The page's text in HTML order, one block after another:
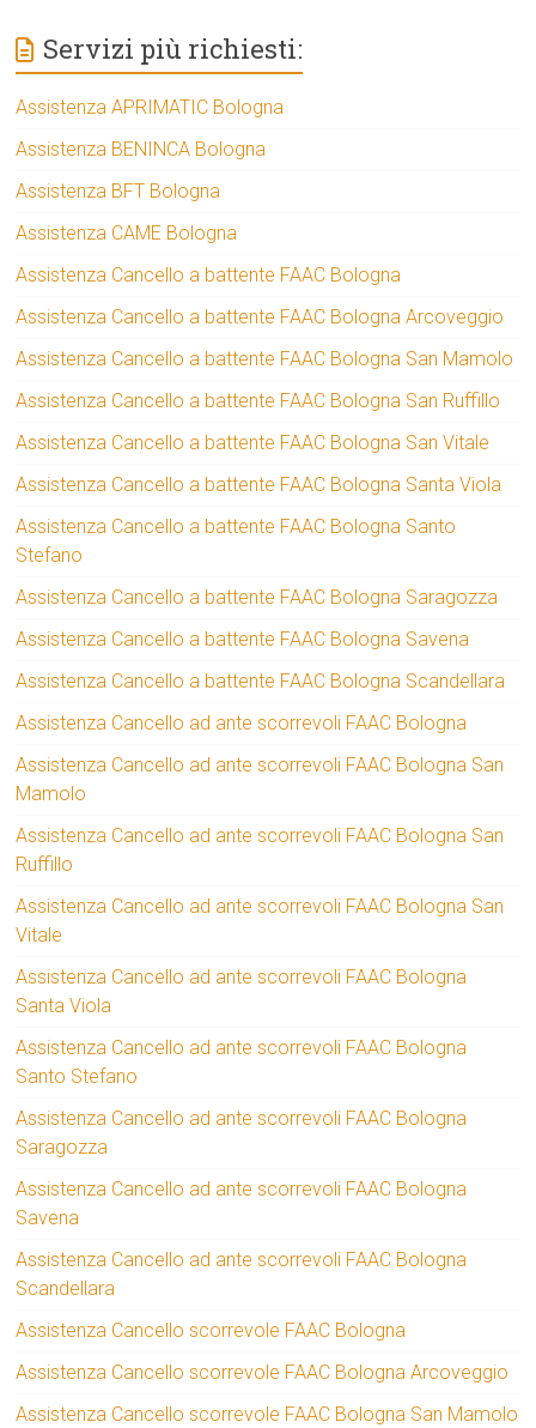
Servizi più richiesti:
Assistenza APRIMATIC Bologna
Assistenza BENINCA Bologna
Assistenza BFT Bologna
Assistenza CAME Bologna
Assistenza Cancello a battente FAAC Bologna
Assistenza Cancello a battente FAAC Bologna Arcoveggio
Assistenza Cancello a battente FAAC Bologna San Mamolo
Assistenza Cancello a battente FAAC Bologna San Ruffillo
Assistenza Cancello a battente FAAC Bologna San Vitale
Assistenza Cancello a battente FAAC Bologna Santa Viola
Assistenza Cancello a battente FAAC Bologna Santo
Stefano
Assistenza Cancello a battente FAAC Bologna Saragozza
Assistenza Cancello a battente FAAC Bologna Savena
Assistenza Cancello a battente FAAC Bologna Scandellara
Assistenza Cancello ad ante scorrevoli FAAC Bologna
Assistenza Cancello ad ante scorrevoli FAAC Bologna San
Mamolo
Assistenza Cancello ad ante scorrevoli FAAC Bologna San
Ruffillo
Assistenza Cancello ad ante scorrevoli FAAC Bologna San
Vitale
Assistenza Cancello ad ante scorrevoli FAAC Bologna
Santa Viola
Assistenza Cancello ad ante scorrevoli FAAC Bologna
Santo Stefano
Assistenza Cancello ad ante scorrevoli FAAC Bologna
Saragozza
Assistenza Cancello ad ante scorrevoli FAAC Bologna
Savena
Assistenza Cancello ad ante scorrevoli FAAC Bologna
Scandellara
Assistenza Cancello scorrevole FAAC Bologna
Assistenza Cancello scorrevole FAAC Bologna Arcoveggio
Assistenza Cancello scorrevole FAAC Bologna San Mamolo